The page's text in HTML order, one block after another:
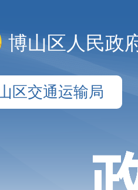
博山区人民政
区交通运输局